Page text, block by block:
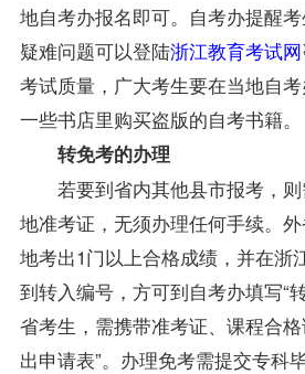
地自考办报名即可。自考办提醒
疑难问题可以登陆浙江教育考试网
考试质量，广大考生要在当地自
一些书店里购买盗版的自考书籍。
转免考的办理
若要到省内其他县市报考，则
地准考证，无须办理任何手续。
地考出1门以上合格成绩，并在浙
到转入编号，方可到自考办填写“
省考生，需携带准考证、 课程合
出申请表”。办理免考需提交专科